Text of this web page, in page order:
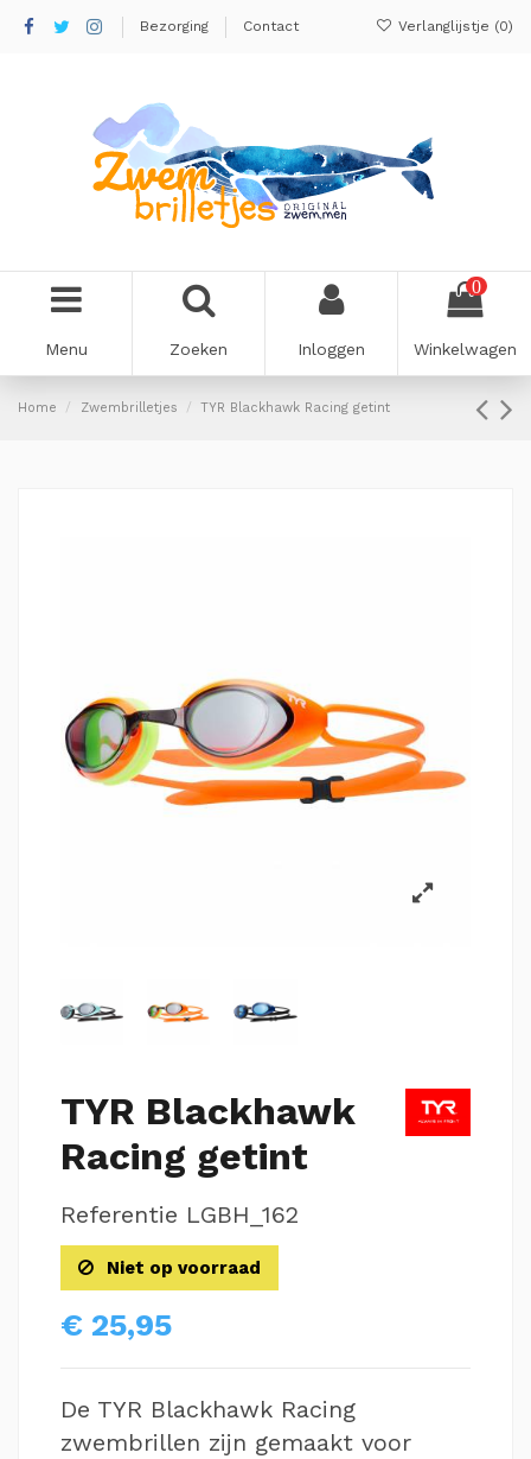
Bezorging Contact Verlanglijstje (0)
Menu Zoeken Inloggen
0
Winkelwagen
Home Zwembrilletjes TYR Blackhawk Racing getint
TYR Blackhawk
Racing getint
Referentie LGBH_162
Niet op voorraad
€ 25,95
De TYR Blackhawk Racing
zwembrillen zijn gemaakt voor